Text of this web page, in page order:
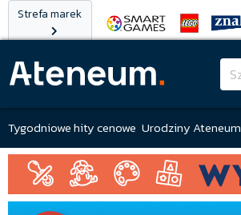
Strefa marek
Tygodniowe hity cenowe Urodziny Ateneum